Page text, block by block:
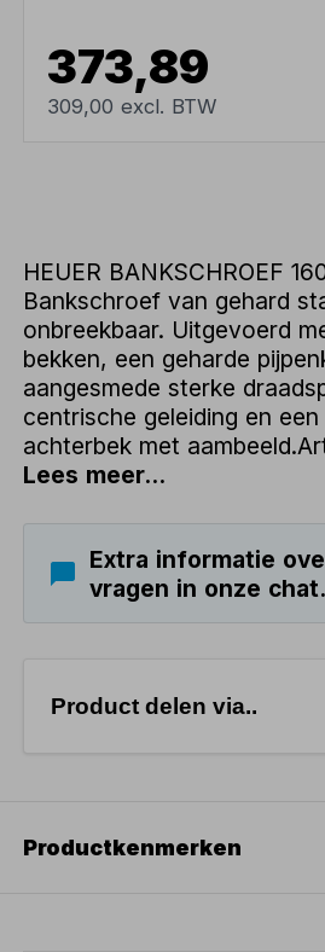
373,89
309,00 excl. BTW
HEUER BANKSCHROEF
Bankschroef van gehard
onbreekbaar. Uitgevoerd
bekken, een geharde
aangesmede sterke
centrische geleiding en een
achterbek met
Lees meer...
Extra informatie
vragen in onze chat.
Product delen via..
Productkenmerken